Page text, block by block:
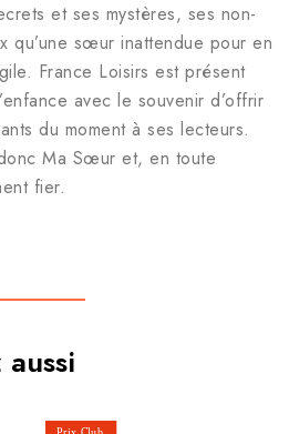
et ses mystères, ses non-
qu’une sœur inattendue pour en
France Loisirs est présent
avec le souvenir d’offrir
du moment à ses lecteurs.
Ma Sœur et, en toute
fier.